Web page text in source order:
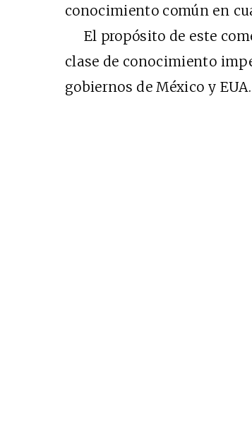
conocimiento común en
El propósito de este
clase de conocimiento
gobiernos de México y EUA.